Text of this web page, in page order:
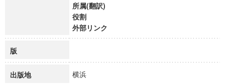
所属(翻訳)
役割
外部リンク
版
出版地 横浜